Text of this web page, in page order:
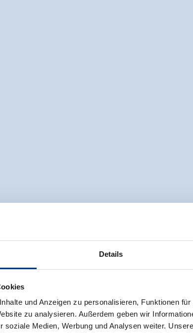
Details
und Anzeigen zu personalisieren, Funktionen
zu analysieren. Außerdem geben wir
soziale Medien, Werbung und Analysen weiter.